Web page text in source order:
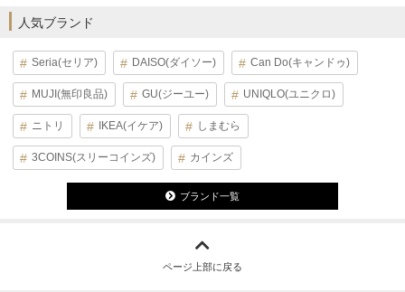
人気ブランド
Seria(セリア) DAISO(ダイソー) Can Do(キャンドゥ)
MUJI(無印良品) GU(ジーユー) UNIQLO(ユニクロ)
ニトリ IKEA(イケア) しまむら
3COINS(スリーコインズ) カインズ
ブランド一覧
ページ上部に戻る